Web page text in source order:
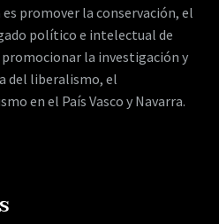
promover la conservación, el
político e intelectual de
promocionar la investigación y
del liberalismo, el
en el País Vasco y Navarra.